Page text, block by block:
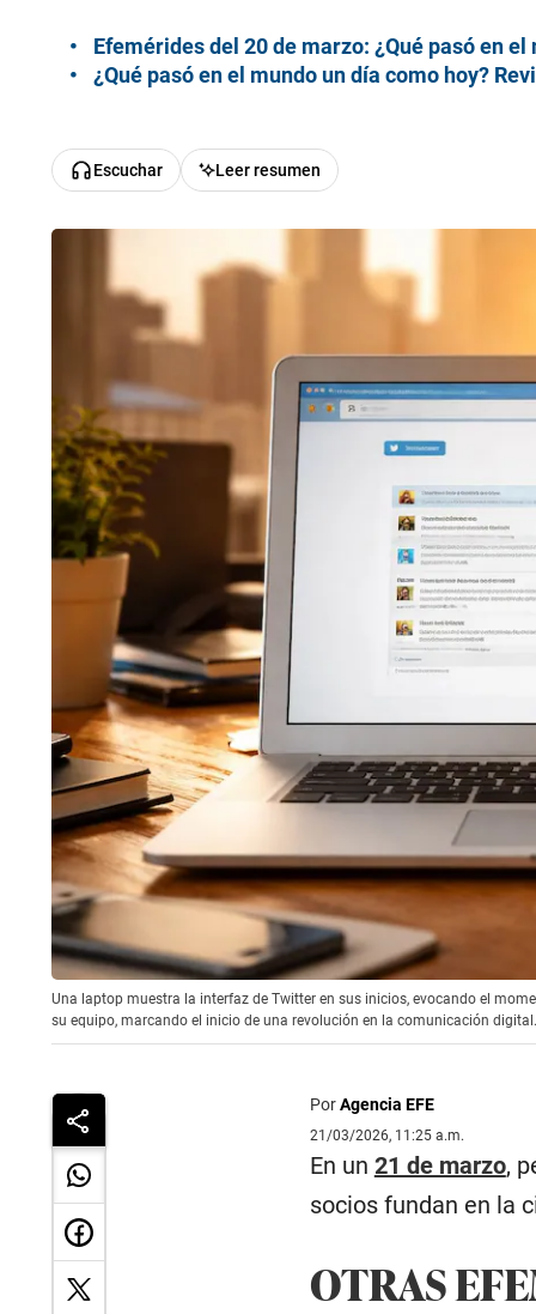
Efemérides del 20 de marzo: ¿Qué pasó en
¿Qué pasó en el mundo un día como hoy?
Escuchar Leer resumen
Una laptop muestra la interfaz de Twitter en sus inicios, evocando el
su equipo, marcando el inicio de una revolución en la comunicación
PorAgencia EFE
21/03/2026, 11:25 a.m.
En un 21 de marzo,
socios fundan en la
OTRAS